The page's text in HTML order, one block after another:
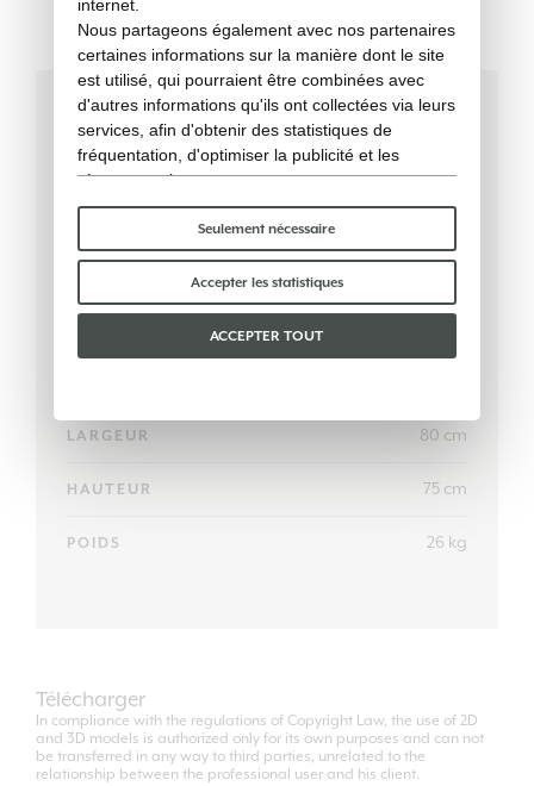
Données techniques
LARGEUR 80 cm
HAUTEUR 75 cm
POIDS 26 kg
Télécharger
In compliance with the regulations of Copyright Law, the use of 2D
and 3D models is authorized only for its own purposes and can not
be transferred in any way to third parties, unrelated to the
relationship between the professional user and his client.
internet.
Nous partageons également avec nos partenaires
certaines informations sur la manière dont le site
est utilisé, qui pourraient être combinées avec
d'autres informations qu'ils ont collectées via leurs
services, afin d'obtenir des statistiques de
fréquentation, d'optimiser la publicité et les
réseaux sociaux.
Certains cookies « techniques » sont
indispensables au bon fonctionnement du site et
ne traitent ni ne partagent aucune donnée
personnelle avec des tiers. Pour en savoir plus,
vous pouvez consulter notrepolitique en matière
Veuillez choisir les cookies que vous acceptez :
Seulement nécessaire
Accepter les statistiques
ACCEPTER TOUT